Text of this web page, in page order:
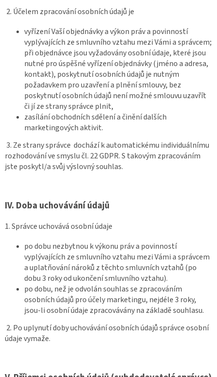
2. Účelem zpracování osobních údajů je
vyřízení Vaší objednávky a výkon práv a povinností
vyplývajících ze smluvního vztahu mezi Vámi a správcem;
při objednávce jsou vyžadovány osobní údaje, které jsou
nutné pro úspěšné vyřízení objednávky (jméno a adresa,
kontakt), poskytnutí osobních údajů je nutným
požadavkem pro uzavření a plnění smlouvy, bez
poskytnutí osobních údajů není možné smlouvu uzavřít
či jí ze strany správce plnit,
zasílání obchodních sdělení a činění dalších
marketingových aktivit.
3. Ze strany správce dochází k automatickému individuálnímu
rozhodování ve smyslu čl. 22 GDPR. S takovým zpracováním
jste poskytl/a svůj výslovný souhlas.
IV. Doba uchovávání údajů
1. Správce uchovává osobní údaje
po dobu nezbytnou k výkonu práv a povinností
vyplývajících ze smluvního vztahu mezi Vámi a správcem
a uplatňování nároků z těchto smluvních vztahů (po
dobu 3 roky od ukončení smluvního vztahu).
po dobu, než je odvolán souhlas se zpracováním
osobních údajů pro účely marketingu, nejdéle 3 roky,
jsou-li osobní údaje zpracovávány na základě souhlasu.
2. Po uplynutí doby uchovávání osobních údajů správce osobní
údaje vymaže.